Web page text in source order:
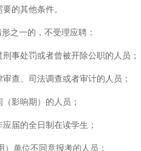
的其他条件。
形之一的，不受理应聘：
事处罚或者曾被开除公职的人员；
查、司法调查或者审计的人员；
影响期）的人员；
届的全日制在读学生；
单位不同意报考的人员；